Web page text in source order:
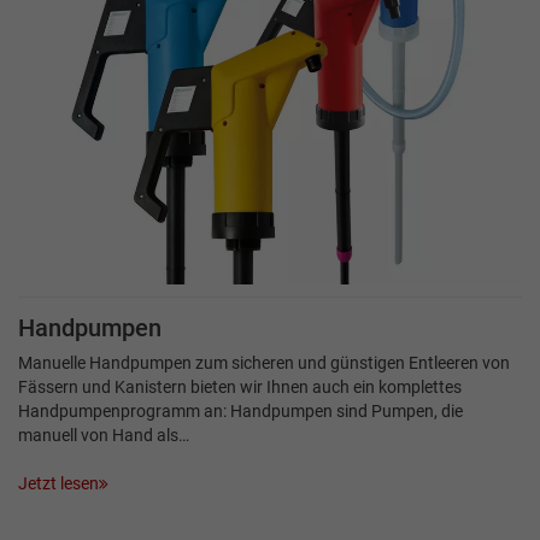
Handpumpen
Manuelle Handpumpen zum sicheren und günstigen Entleeren von
Fässern und Kanistern bieten wir Ihnen auch ein komplettes
Handpumpenprogramm an: Handpumpen sind Pumpen, die
manuell von Hand als…
Jetzt lesen